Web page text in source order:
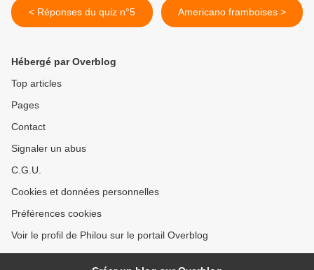
< Réponses du quiz n°5 Americano framboises >
Hébergé par Overblog
Top articles
Pages
Contact
Signaler un abus
C.G.U.
Cookies et données personnelles
Préférences cookies
Voir le profil de Philou sur le portail Overblog